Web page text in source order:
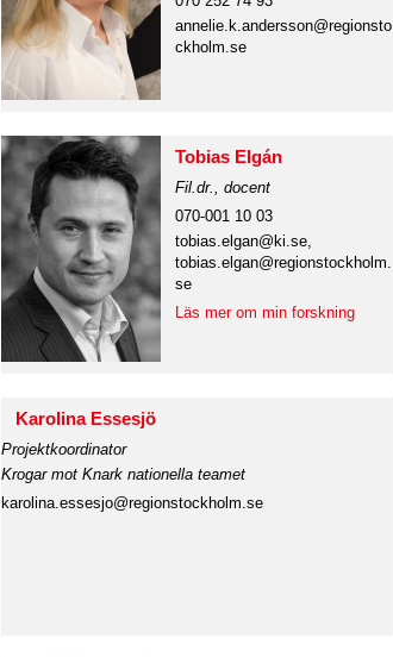
annelie.k.andersson@regionsto
ckholm.se
Tobias Elgán
Fil.dr., docent
070-001 10 03
tobias.elgan@ki.se,
tobias.elgan@regionstockholm.
se
Läs mer om min forskning
Karolina Essesjö
Projektkoordinator
Krogar mot Knark nationella teamet
karolina.essesjo@regionstockholm.se